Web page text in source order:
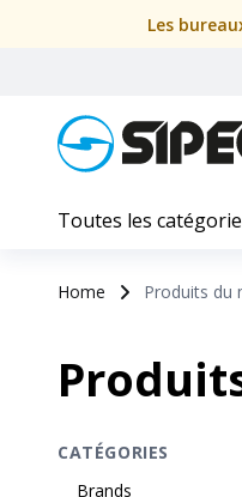
Les
Toutes les
Home Produits du
CATÉGORIES
Brands